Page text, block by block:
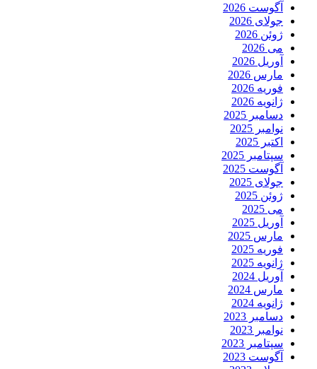
آگوست 2026
جولای 2026
ژوئن 2026
می 2026
آوریل 2026
مارس 2026
فوریه 2026
ژانویه 2026
دسامبر 2025
نوامبر 2025
اکتبر 2025
سپتامبر 2025
آگوست 2025
جولای 2025
ژوئن 2025
می 2025
آوریل 2025
مارس 2025
فوریه 2025
ژانویه 2025
آوریل 2024
مارس 2024
ژانویه 2024
دسامبر 2023
نوامبر 2023
سپتامبر 2023
آگوست 2023